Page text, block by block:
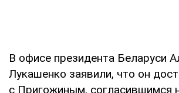
В офисе президента Беларуси
Лукашенко заявили, что он
с Пригожиным, согласившимся